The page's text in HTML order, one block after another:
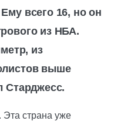
всего 16, но он
из НБА.
из
выше
Старджесс.
Эта страна уже